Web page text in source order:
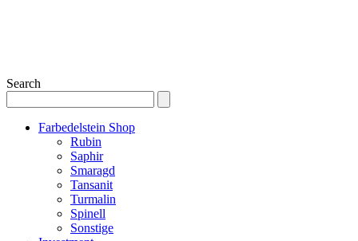
Search
Farbedelstein Shop
Rubin
Saphir
Smaragd
Tansanit
Turmalin
Spinell
Sonstige